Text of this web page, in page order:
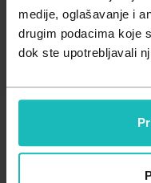
medije, oglašavanje i
drugim podacima koje
dok ste upotrebljavali
Zdravlje muškarca
Zdravlje žene
Minerali
Probiotici i prebiotici